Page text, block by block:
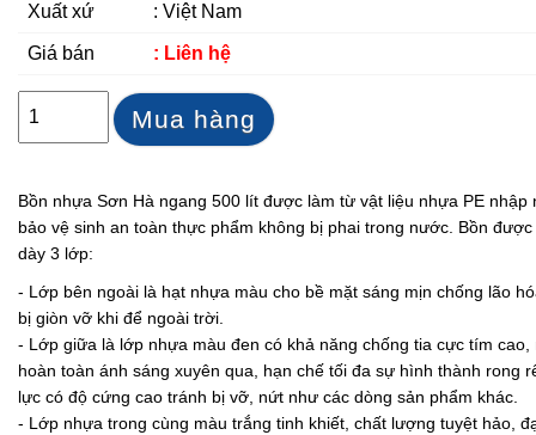
Xuất xứ : Việt Nam
Giá bán : Liên hệ
Mua hàng
Bồn nhựa Sơn Hà ngang 500 lít được làm từ vật liệu nhựa PE nhập
bảo vệ sinh an toàn thực phẩm không bị phai trong nước. Bồn được
dày 3 lớp:
- Lớp bên ngoài là hạt nhựa màu cho bề mặt sáng mịn chống lão
bị giòn vỡ khi để ngoài trời.
- Lớp giữa là lớp nhựa màu đen có khả năng chống tia cực tím cao,
hoàn toàn ánh sáng xuyên qua, hạn chế tối đa sự hình thành rong
lực có độ cứng cao tránh bị vỡ, nứt như các dòng sản phẩm khác.
- Lớp nhựa trong cùng màu trắng tinh khiết, chất lượng tuyệt hảo,